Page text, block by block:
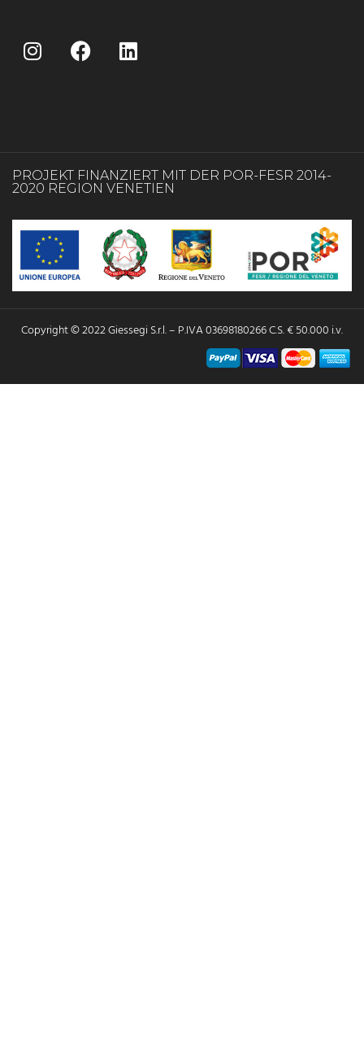
PROJEKT FINANZIERT MIT DER POR-FESR 2014-
2020 REGION VENETIEN
Copyright © 2022 Giessegi S.r.l. – P.IVA 03698180266 C.S. € 50.000 i.v.